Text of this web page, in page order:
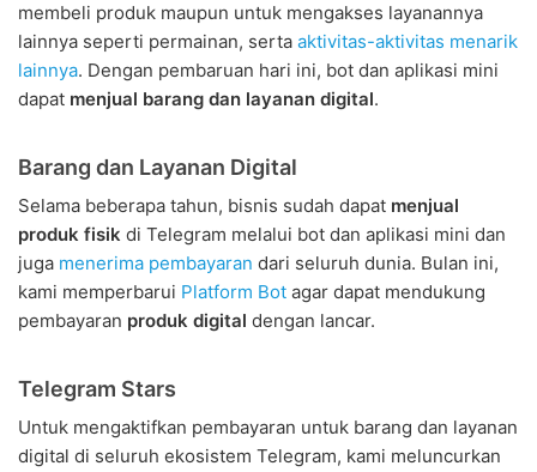
membeli produk maupun untuk mengakses layanannya
lainnya seperti permainan, serta aktivitas-aktivitas menarik
lainnya. Dengan pembaruan hari ini, bot dan aplikasi mini
dapat menjual barang dan layanan digital.
Barang dan Layanan Digital
Selama beberapa tahun, bisnis sudah dapat menjual
produk fisik di Telegram melalui bot dan aplikasi mini dan
juga menerima pembayaran dari seluruh dunia. Bulan ini,
kami memperbarui Platform Bot agar dapat mendukung
pembayaran produk digital dengan lancar.
Telegram Stars
Untuk mengaktifkan pembayaran untuk barang dan layanan
digital di seluruh ekosistem Telegram, kami meluncurkan